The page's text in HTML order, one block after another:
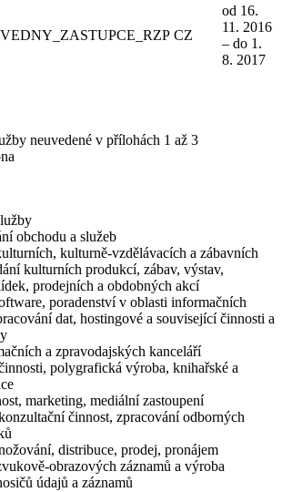
CZ
od 16.
11. 2016
– do 1.
8. 2017
neuvedené v přílohách 1 až 3
obchodu a služeb
kulturně-vzdělávacích a zábavních
kulturních produkcí, zábav, výstav,
prodejních a obdobných akcí
poradenství v oblasti informačních
dat, hostingové a související činnosti a
a zpravodajských kanceláří
polygrafická výroba, knihařské a
marketing, mediální zastoupení
činnost, zpracování odborných
distribuce, prodej, pronájem
obrazových záznamů a výroba
údajů a záznamů